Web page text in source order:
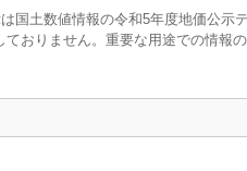
土数値情報の令和5年度地価公示
おりません。重要な用途での情報